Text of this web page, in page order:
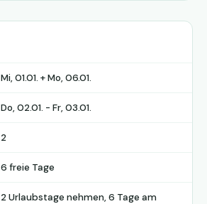
Mi, 01.01. + Mo, 06.01.
Do, 02.01. - Fr, 03.01.
2
6 freie Tage
2 Urlaubstage nehmen, 6 Tage am